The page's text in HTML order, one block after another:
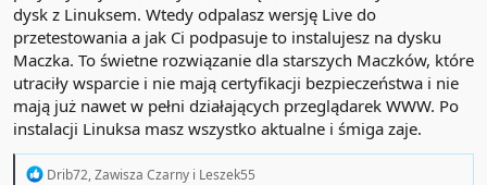
dysk z Linuksem. Wtedy odpalasz wersję Live do
przetestowania a jak Ci podpasuje to instalujesz na dysku
Maczka. To świetne rozwiązanie dla starszych Maczków, które
utraciły wsparcie i nie mają certyfikacji bezpieczeństwa i nie
mają już nawet w pełni działających przeglądarek WWW. Po
instalacji Linuksa masz wszystko aktualne i śmiga zaje.
R
Drib72,Zawisza Czarny i Leszek55